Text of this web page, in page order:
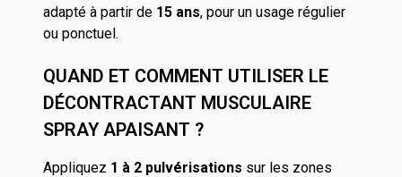
adapté à partir de 15 ans, pour un usage régulier
ou ponctuel.
QUAND ET COMMENT UTILISER LE
DÉCONTRACTANT MUSCULAIRE
SPRAY APAISANT ?
Appliquez 1 à 2 pulvérisations sur les zones